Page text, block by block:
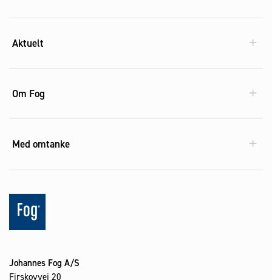
Aktuelt
Om Fog
Med omtanke
Johannes Fog A/S
Firskovvej 20